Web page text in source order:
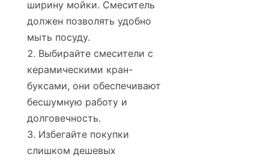
ширину мойки. Смеситель
должен позволять удобно
мыть посуду.
Выбирайте смесители с
керамическими кран-
буксами, они обеспечивают
бесшумную работу и
долговечность.
Избегайте покупки
слишком дешевых